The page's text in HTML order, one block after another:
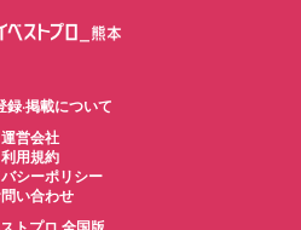
録·掲載について
運営会社
利用規約
シーポリシー
い合わせ